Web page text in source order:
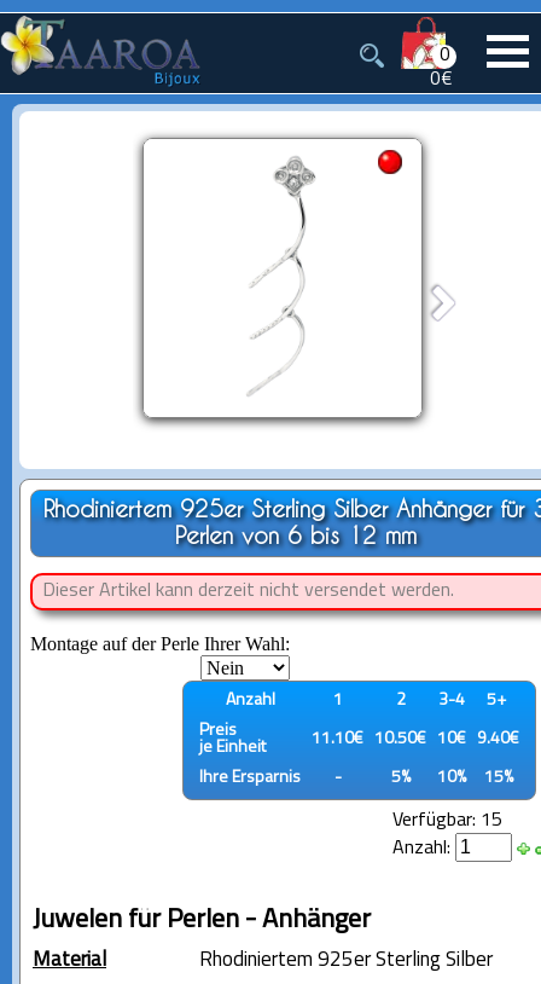
0
0€
Rhodiniertem 925er Sterling Silber Anhänger für
Perlen von 6 bis 12 mm
Dieser Artikel kann derzeit nicht versendet werden.
Montage auf der Perle Ihrer Wahl:
Anzahl 1 2 3-4
5+
Preis
je Einheit
11.10€ 10.50€ 10€ 9.40€
Ihre Ersparnis - 5% 10% 15%
Verfügbar: 15
Anzahl:
Juwelen für Perlen - Anhänger
Material
Rhodiniertem 925er Sterling Silber